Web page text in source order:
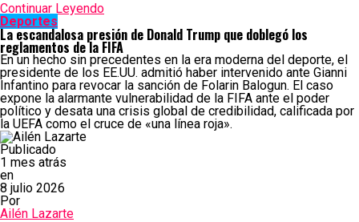
Continuar Leyendo
Deportes
La escandalosa presión de Donald Trump que doblegó los
reglamentos de la FIFA
En un hecho sin precedentes en la era moderna del deporte, el
presidente de los EE.UU. admitió haber intervenido ante Gianni
Infantino para revocar la sanción de Folarin Balogun. El caso
expone la alarmante vulnerabilidad de la FIFA ante el poder
político y desata una crisis global de credibilidad, calificada por
la UEFA como el cruce de «una línea roja».
Publicado
1 mes atrás
en
8 julio 2026
Por
Ailén Lazarte